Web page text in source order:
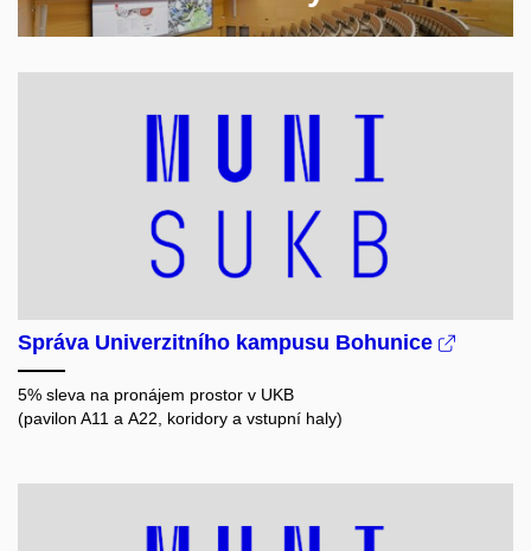
Správa Univerzitního kampusu Bohunice
5% sleva na pronájem prostor v UKB
(pavilon A11 a A22, koridory a vstupní haly)